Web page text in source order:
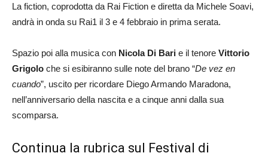
La fiction, coprodotta da Rai Fiction e diretta da Michele Soavi,
andrà in onda su Rai1 il 3 e 4 febbraio in prima serata.
Spazio poi alla musica con Nicola Di Bari e il tenore Vittorio
Grigolo che si esibiranno sulle note del brano “De vez en
cuando”, uscito per ricordare Diego Armando Maradona,
nell’anniversario della nascita e a cinque anni dalla sua
scomparsa.
Continua la rubrica sul Festival di